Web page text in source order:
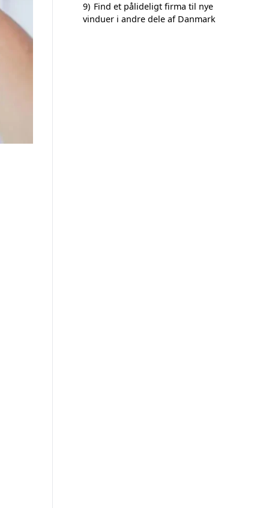
9) Find et pålideligt firma til nye
vinduer i andre dele af Danmark